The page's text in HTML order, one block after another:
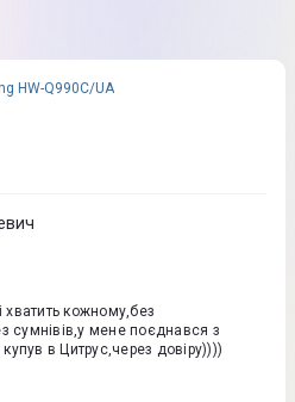
HW-Q990C/UA
хватить кожному,без
сумнівів,у мене поєднався з
в Цитрус,через довіру))))